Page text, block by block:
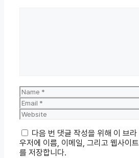
Name
Email
Website
다음 번 댓글 작성을 위해 이 브라
우저에 이름, 이메일, 그리고 웹사이트
를 저장합니다.